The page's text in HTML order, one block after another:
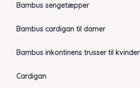
Bambus sengetæpper
Bambus cardigan til damer
Bambus inkontinens trusser til kvinder
Cardigan